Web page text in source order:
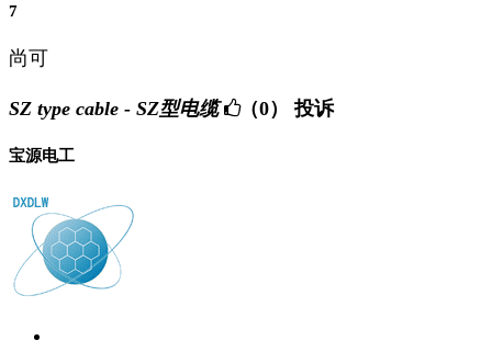
7
尚可
SZ type cable - SZ型电缆 （0） 投诉
宝源电工